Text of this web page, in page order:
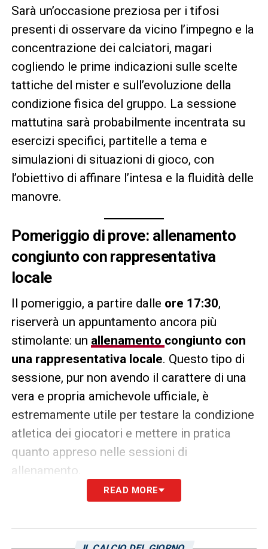
Sarà un’occasione preziosa per i tifosi
presenti di osservare da vicino l’impegno e la
concentrazione dei calciatori, magari
cogliendo le prime indicazioni sulle scelte
tattiche del mister e sull’evoluzione della
condizione fisica del gruppo. La sessione
mattutina sarà probabilmente incentrata su
esercizi specifici, partitelle a tema e
simulazioni di situazioni di gioco, con
l’obiettivo di affinare l’intesa e la fluidità delle
manovre.
Pomeriggio di prove: allenamento
congiunto con rappresentativa
locale
Il pomeriggio, a partire dalle ore 17:30,
riserverà un appuntamento ancora più
stimolante: un allenamento congiunto con
una rappresentativa locale. Questo tipo di
sessione, pur non avendo il carattere di una
vera e propria amichevole ufficiale, è
estremamente utile per testare la condizione
atletica dei giocatori e mettere in pratica
quanto appreso nelle sessioni di
allenamento.
Affrontare una squadra, seppur di livello
READ MORE